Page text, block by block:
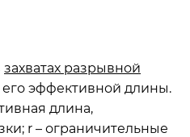
захватах разрывной
эффективной длины.
длина,
r – ограничительные